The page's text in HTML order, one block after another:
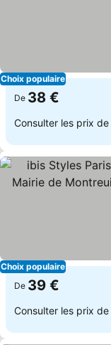
Choix populaire
De 38 €
Consulter les prix de
Choix populaire
De 39 €
Consulter les prix de